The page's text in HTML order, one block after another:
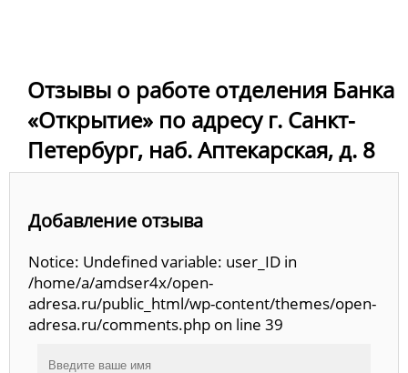
Отзывы о работе отделения Банка
«Открытие» по адресу г. Санкт-
Петербург, наб. Аптекарская, д. 8
Добавление отзыва
Notice: Undefined variable: user_ID in
/home/a/amdser4x/open-
adresa.ru/public_html/wp-content/themes/open-
adresa.ru/comments.php on line 39